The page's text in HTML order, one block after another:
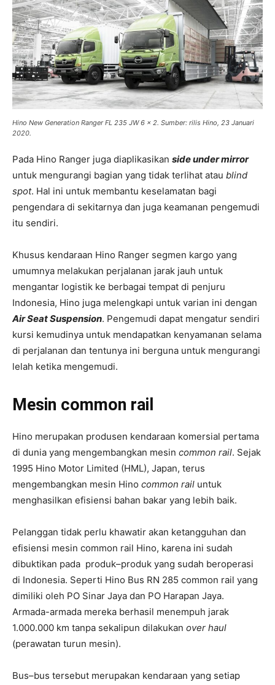
Hino New Generation Ranger FL 235 JW 6 x 2. Sumber: rilis Hino, 23 Januari
2020.
Pada Hino Ranger juga diaplikasikan side under mirror
untuk mengurangi bagian yang tidak terlihat atau blind
spot. Hal ini untuk membantu keselamatan bagi
pengendara di sekitarnya dan juga keamanan pengemudi
itu sendiri.
Khusus kendaraan Hino Ranger segmen kargo yang
umumnya melakukan perjalanan jarak jauh untuk
mengantar logistik ke berbagai tempat di penjuru
Indonesia, Hino juga melengkapi untuk varian ini dengan
Air Seat Suspension. Pengemudi dapat mengatur sendiri
kursi kemudinya untuk mendapatkan kenyamanan selama
di perjalanan dan tentunya ini berguna untuk mengurangi
lelah ketika mengemudi.
Mesin common rail
Hino merupakan produsen kendaraan komersial pertama
di dunia yang mengembangkan mesin common rail. Sejak
1995 Hino Motor Limited (HML), Japan, terus
mengembangkan mesin Hino common rail untuk
menghasilkan efisiensi bahan bakar yang lebih baik.
Pelanggan tidak perlu khawatir akan ketangguhan dan
efisiensi mesin common rail Hino, karena ini sudah
dibuktikan pada produk–produk yang sudah beroperasi
di Indonesia. Seperti Hino Bus RN 285 common rail yang
dimiliki oleh PO Sinar Jaya dan PO Harapan Jaya.
Armada-armada mereka berhasil menempuh jarak
1.000.000 km tanpa sekalipun dilakukan over haul
(perawatan turun mesin).
Bus–bus tersebut merupakan kendaraan yang setiap